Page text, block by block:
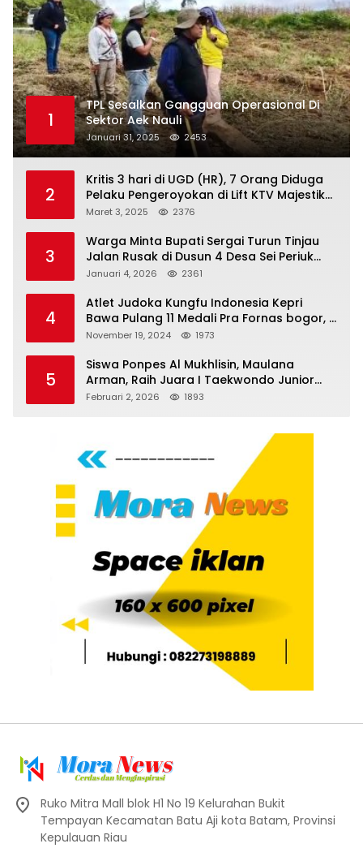
1
TPL Sesalkan Gangguan Operasional Di
Sektor Aek Nauli
Januari 31, 2025 2453
2
Kritis 3 hari di UGD (HR), 7 Orang Diduga
Pelaku Pengeroyokan di Lift KTV Majestik
Melenggang Bebas, Kantor Hukum JAP
Tanjungpinang
Maret 3, 2025 2376
3
Warga Minta Bupati Sergai Turun Tinjau
Jalan Rusak di Dusun 4 Desa Sei Periuk
Serdang Bedagai
Januari 4, 2026 2361
4
Atlet Judoka Kungfu Indonesia Kepri
Bawa Pulang 11 Medali Pra Fornas bogor, 3
Emas dan 8 Perunggu.
November 19, 2024 1973
5
Siswa Ponpes Al Mukhlisin, Maulana
Arman, Raih Juara I Taekwondo Junior
Putra di Riau National Championship 2026
Februari 2, 2026 1893
Ruko Mitra Mall blok H1 No 19 Kelurahan Bukit
Tempayan Kecamatan Batu Aji kota Batam, Provinsi
Kepulauan Riau